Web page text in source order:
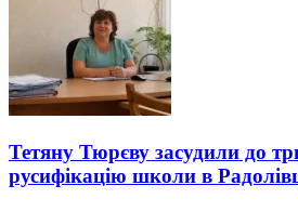
Тетяну Тюрєву засудили до
русифікацію школи в